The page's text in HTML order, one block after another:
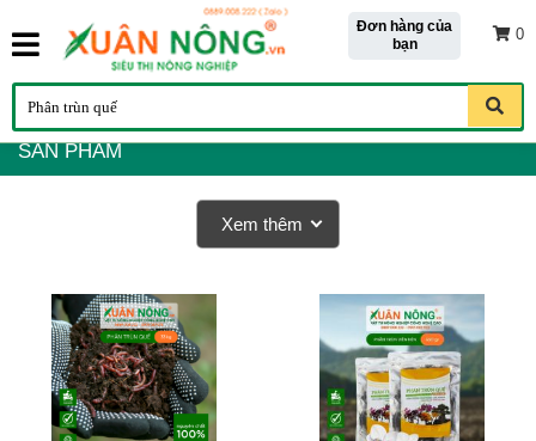
Đơn hàng của
bạn
0
SẢN PHẨM
Xem thêm